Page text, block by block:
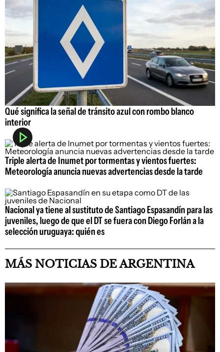
Qué significa la señal de tránsito azul con rombo blanco
interior
Triple alerta de Inumet por tormentas y vientos fuertes:
Meteorología anuncia nuevas advertencias desde la tarde
Nacional ya tiene al sustituto de Santiago Espasandín para las
juveniles, luego de que el DT se fuera con Diego Forlán a la
selección uruguaya: quién es
MÁS NOTICIAS DE ARGENTINA